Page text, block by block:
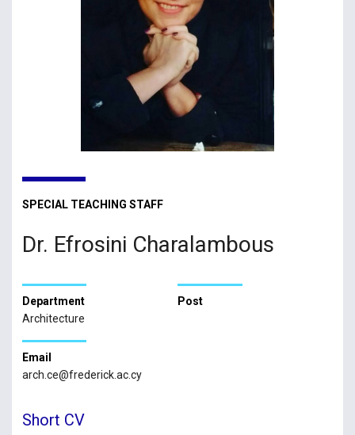
SPECIAL TEACHING STAFF
Dr. Efrosini Charalambous
Department
Architecture
Post
Email
arch.ce@frederick.ac.cy
Short CV